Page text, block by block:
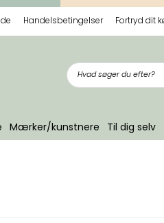
Handelsbetingelser Fortryd dit
Mærker/kunstnere Til dig selv